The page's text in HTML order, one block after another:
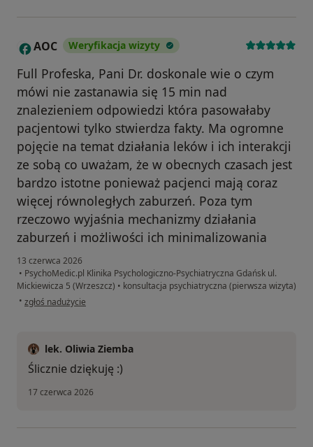
A AOC Weryfikacja wizyty
Full Profeska, Pani Dr. doskonale wie o czym
mówi nie zastanawia się 15 min nad
znalezieniem odpowiedzi która pasowałaby
pacjentowi tylko stwierdza fakty. Ma ogromne
pojęcie na temat działania leków i ich interakcji
ze sobą co uważam, że w obecnych czasach jest
bardzo istotne ponieważ pacjenci mają coraz
więcej równoległych zaburzeń. Poza tym
rzeczowo wyjaśnia mechanizmy działania
zaburzeń i możliwości ich minimalizowania
13 czerwca 2026
• PsychoMedic.pl Klinika Psychologiczno-Psychiatryczna Gdańsk ul.
Mickiewicza 5 (Wrzeszcz) • konsultacja psychiatryczna (pierwsza wizyta)
• w opinii użytkownika AOC
zgłoś nadużycie
lek. Oliwia Ziemba
Ślicznie dziękuję :)
17 czerwca 2026